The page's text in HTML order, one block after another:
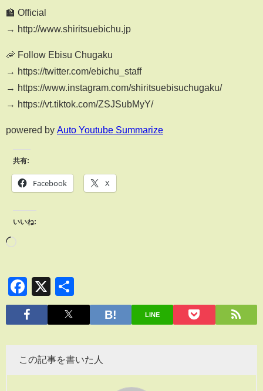
🏫 Official
→ http://www.shiritsuebichu.jp
🦐 Follow Ebisu Chugaku
→ https://twitter.com/ebichu_staff
→ https://www.instagram.com/shiritsuebisuchugaku/
→ https://vt.tiktok.com/ZSJSubMyY/
powered by Auto Youtube Summarize
共有:
Facebook X
いいね:
Facebook
X
有
LINE
この記事を書いた人